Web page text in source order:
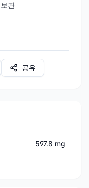
관
공유
597.8 mg